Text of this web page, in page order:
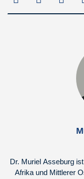
Dr. Muriel Asseburg ist
Afrika und Mittlerer